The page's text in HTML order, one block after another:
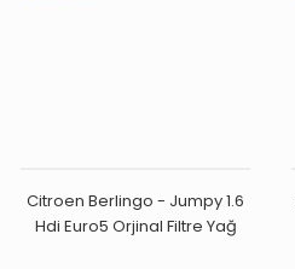
Citroen Berlingo - Jumpy 1.6
Hdi Euro5 Orjinal Filtre Yağ